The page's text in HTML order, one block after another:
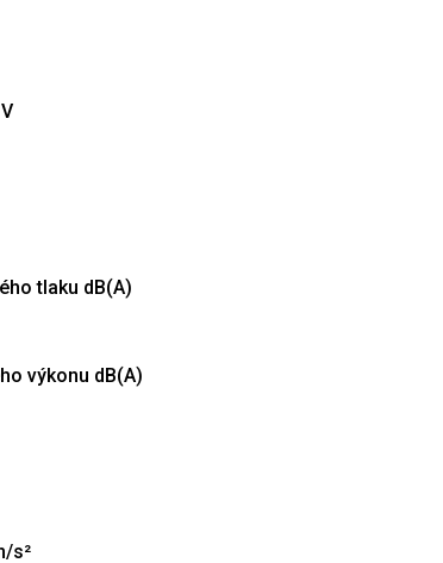
tlaku dB(A)
výkonu dB(A)
s²